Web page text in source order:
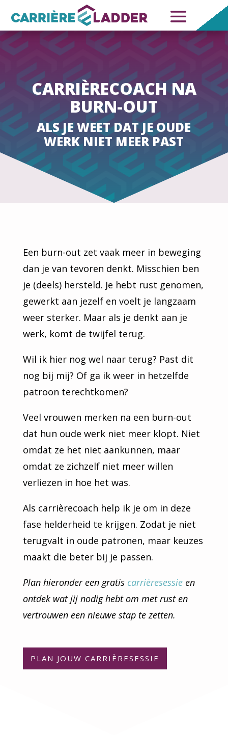
CARRIÈRECOACH NA
BURN-OUT
ALS JE WEET DAT JE OUDE
WERK NIET MEER PAST
Een burn-out zet vaak meer in beweging
dan je van tevoren denkt. Misschien ben
je (deels) hersteld. Je hebt rust genomen,
gewerkt aan jezelf en voelt je langzaam
weer sterker. Maar als je denkt aan je
werk, komt de twijfel terug.
Wil ik hier nog wel naar terug? Past dit
nog bij mij? Of ga ik weer in hetzelfde
patroon terechtkomen?
Veel vrouwen merken na een burn-out
dat hun oude werk niet meer klopt. Niet
omdat ze het niet aankunnen, maar
omdat ze zichzelf niet meer willen
verliezen in hoe het was.
Als carrièrecoach help ik je om in deze
fase helderheid te krijgen. Zodat je niet
terugvalt in oude patronen, maar keuzes
maakt die beter bij je passen.
Plan hieronder een gratis carrièresessieen
ontdek wat jij nodig hebt om met rust en
vertrouwen een nieuwe stap te zetten.
PLAN JOUW CARRIÈRESESSIE